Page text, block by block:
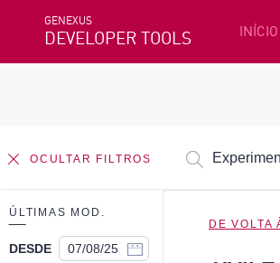
GENEXUS
DEVELOPER TOOLS INÍCIO